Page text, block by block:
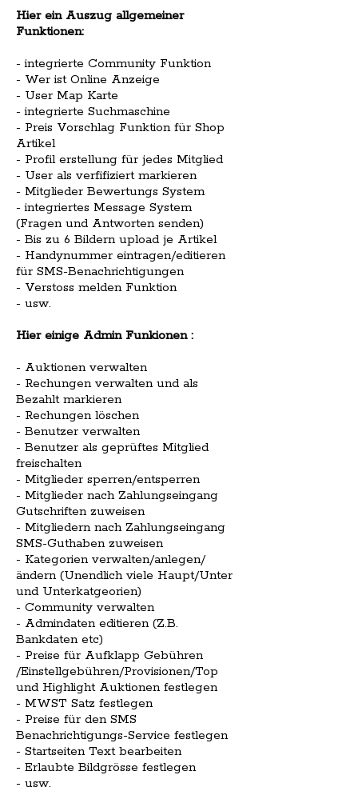
Hier ein Auszug allgemeiner
Funktionen:
- integrierte Community Funktion
- Wer ist Online Anzeige
- User Map Karte
- integrierte Suchmaschine
- Preis Vorschlag Funktion für Shop
Artikel
- Profil erstellung für jedes Mitglied
- User als verfifiziert markieren
- Mitglieder Bewertungs System
- integriertes Message System
(Fragen und Antworten senden)
- Bis zu 6 Bildern upload je Artikel
- Handynummer eintragen/editieren
für SMS-Benachrichtigungen
- Verstoss melden Funktion
- usw.
Hier einige Admin Funkionen :
- Auktionen verwalten
- Rechungen verwalten und als
Bezahlt markieren
- Rechungen löschen
- Benutzer verwalten
- Benutzer als geprüftes Mitglied
freischalten
- Mitglieder sperren/entsperren
- Mitglieder nach Zahlungseingang
Gutschriften zuweisen
- Mitgliedern nach Zahlungseingang
SMS-Guthaben zuweisen
- Kategorien verwalten/anlegen/
ändern (Unendlich viele Haupt/Unter
und Unterkatgeorien)
- Community verwalten
- Admindaten editieren (Z.B.
Bankdaten etc)
- Preise für Aufklapp Gebühren
/Einstellgebühren/Provisionen/Top
und Highlight Auktionen festlegen
- MWST Satz festlegen
- Preise für den SMS
Benachrichtigungs-Service festlegen
- Startseiten Text bearbeiten
- Erlaubte Bildgrösse festlegen
- usw.